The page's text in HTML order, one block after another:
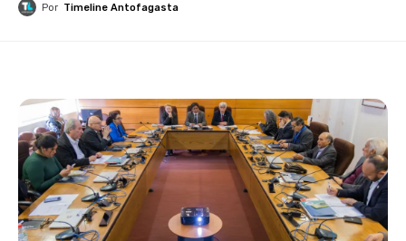
Por Timeline Antofagasta